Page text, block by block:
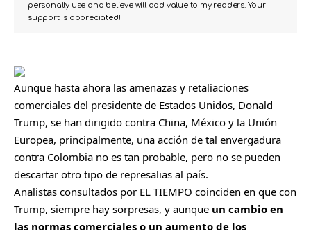
personally use and believe will add value to my readers. Your
support is appreciated!
Aunque hasta ahora las amenazas y retaliaciones
comerciales del presidente de Estados Unidos, Donald
Trump, se han dirigido contra China, México y la Unión
Europea, principalmente, una acción de tal envergadura
contra Colombia no es tan probable, pero no se pueden
descartar otro tipo de represalias al país.
Analistas consultados por EL TIEMPO coinciden en que con
Trump, siempre hay sorpresas, y aunque un cambio en
las normas comerciales o un aumento de los